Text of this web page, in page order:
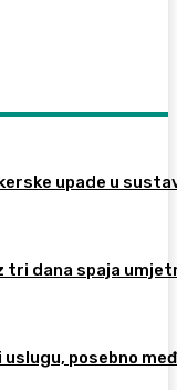
upade u
tri dana spaja
posebno